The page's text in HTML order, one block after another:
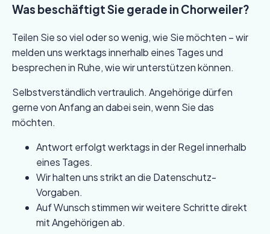
Was beschäftigt Sie gerade in Chorweiler?
Teilen Sie so viel oder so wenig, wie Sie möchten – wir
melden uns werktags innerhalb eines Tages und
besprechen in Ruhe, wie wir unterstützen können.
Selbstverständlich vertraulich. Angehörige dürfen
gerne von Anfang an dabei sein, wenn Sie das
möchten.
Antwort erfolgt werktags in der Regel innerhalb
eines Tages.
Wir halten uns strikt an die Datenschutz-
Vorgaben.
Auf Wunsch stimmen wir weitere Schritte direkt
mit Angehörigen ab.